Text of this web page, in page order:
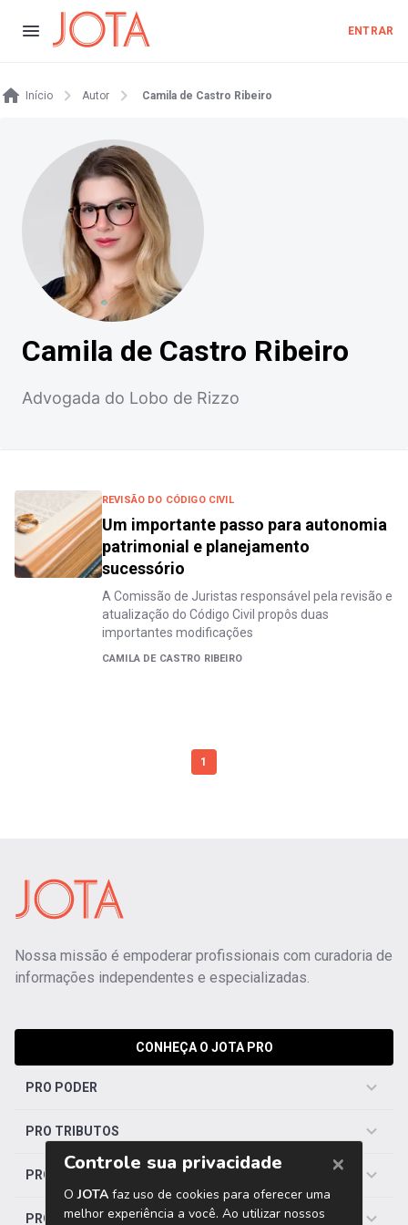
ENTRAR
Início Autor Camila de Castro Ribeiro
Camila de Castro Ribeiro
Advogada do Lobo de Rizzo
REVISÃO DO CÓDIGO CIVIL
Um importante passo para autonomia
patrimonial e planejamento
sucessório
A Comissão de Juristas responsável pela revisão e
atualização do Código Civil propôs duas
importantes modificações
CAMILA DE CASTRO RIBEIRO
1
Nossa missão é empoderar profissionais com curadoria de
informações independentes e especializadas.
CONHEÇA O JOTA PRO
PRO PODER
PRO TRIBUTOS
PRO TRABALHISTA
PRO SAÚDE